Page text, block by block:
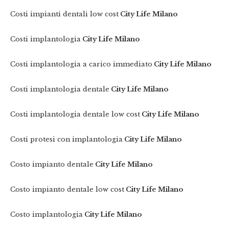
Costi impianti dentali low cost City Life Milano
Costi implantologia City Life Milano
Costi implantologia a carico immediato City Life Milano
Costi implantologia dentale City Life Milano
Costi implantologia dentale low cost City Life Milano
Costi protesi con implantologia City Life Milano
Costo impianto dentale City Life Milano
Costo impianto dentale low cost City Life Milano
Costo implantologia City Life Milano